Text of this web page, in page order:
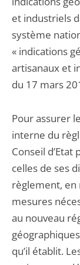
et industriels
système
« indications
artisanaux et
du 17 mars
Pour assurer
interne du
Conseil
celles de ses
règlement, en
mesures
au nouveau
qu’il établit.